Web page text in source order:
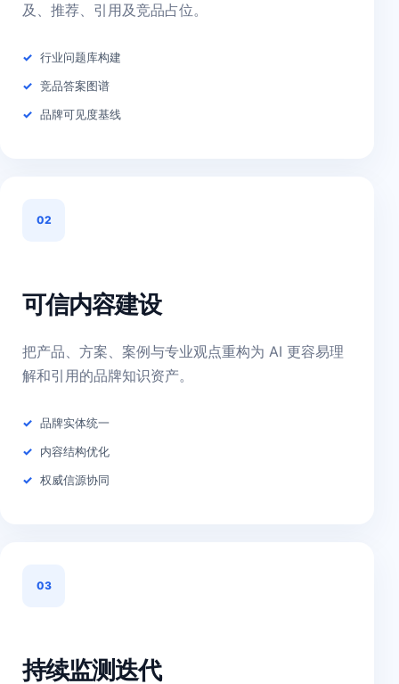
及、推荐、引用及竞品占位。
行业问题库构建
竞品答案图谱
品牌可见度基线
02
可信内容建设
把产品、方案、案例与专业观点重构为 AI 更容易理
解和引用的品牌知识资产。
品牌实体统一
内容结构优化
权威信源协同
03
持续监测迭代